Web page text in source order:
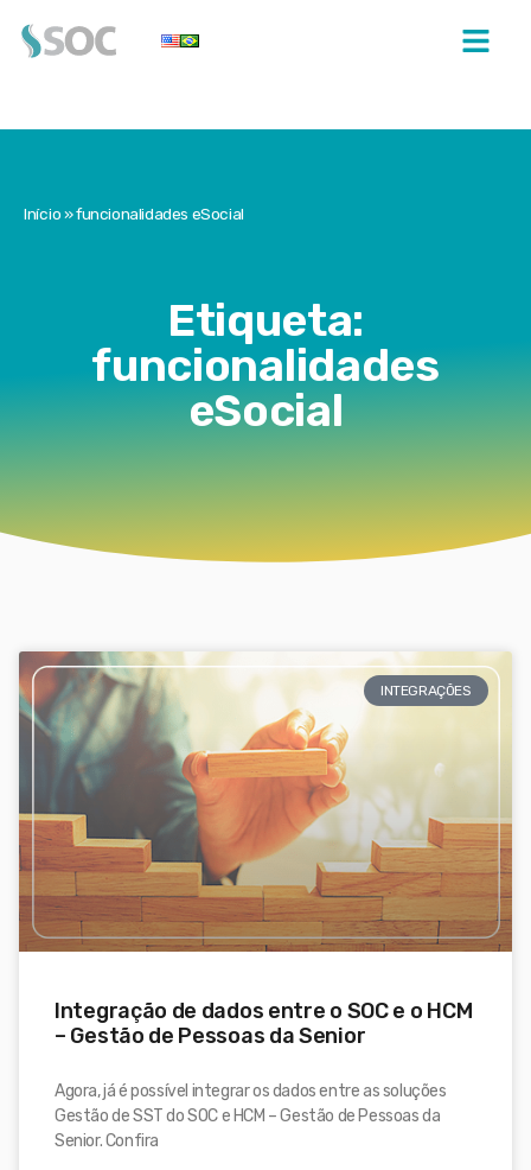
Início»funcionalidades eSocial
Etiqueta:
funcionalidades
eSocial
INTEGRAÇÕES
Integração de dados entre o SOC e o HCM
– Gestão de Pessoas da Senior
Agora, já é possível integrar os dados entre as soluções
Gestão de SST do SOC e HCM – Gestão de Pessoas da
Senior. Confira